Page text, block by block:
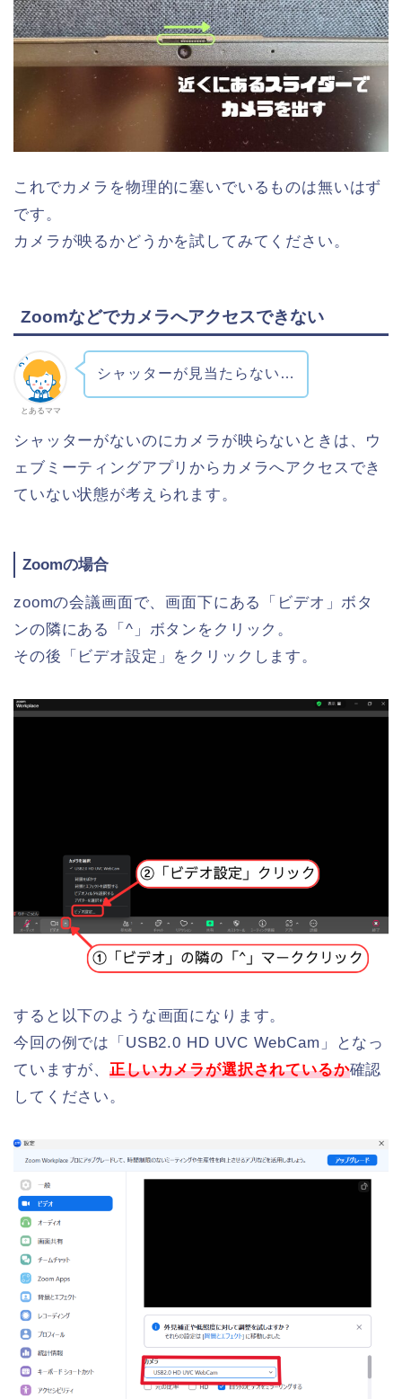
これでカメラを物理的に塞いでいるものは無いはず
です。
カメラが映るかどうかを試してみてください。
Zoomなどでカメラへアクセスできない
とあるママ
シャッターが見当たらない…
シャッターがないのにカメラが映らないときは、ウ
ェブミーティングアプリからカメラへアクセスでき
ていない状態が考えられます。
Zoomの場合
zoomの会議画面で、画面下にある「ビデオ」ボタ
ンの隣にある「^」ボタンをクリック。
その後「ビデオ設定」をクリックします。
すると以下のような画面になります。
今回の例では「USB2.0 HD UVC WebCam」となっ
ていますが、正しいカメラが選択されているか確認
してください。